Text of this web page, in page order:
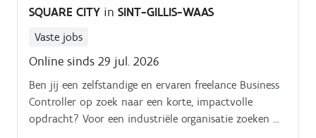
van technische offertes en calculaties Analyseren en
verwerken van technische werfinformatie
industriële projecten Technische en administratieve
ondersteuning bieden rond aankoop en
materiaalbeheer Mee opvolgen van financiële
rapporteringen van projecten Actief meedenken over
SQUARE CITY in SINT-GILLIS-WAAS
Vaste jobs
Online sinds 29 jul. 2026
Ben jij een zelfstandige en ervaren freelance Business
Controller op zoek naar een korte, impactvolle
opdracht? Voor een industriële organisatie zoeken we